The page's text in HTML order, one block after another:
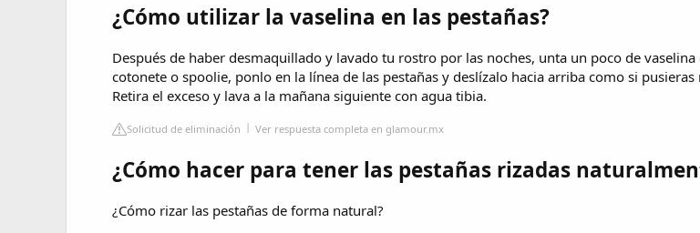
¿Cómo utilizar la vaselina en las pestañas?
Después de haber desmaquillado y lavado tu rostro por las noches, unta un poco de vaselina
cotonete o spoolie, ponlo en la línea de las pestañas y deslízalo hacia arriba como si pusieras
Retira el exceso y lava a la mañana siguiente con agua tibia.
Solicitud de eliminación Ver respuesta completa en glamour.mx
¿Cómo hacer para tener las pestañas rizadas
¿Cómo rizar las pestañas de forma natural?